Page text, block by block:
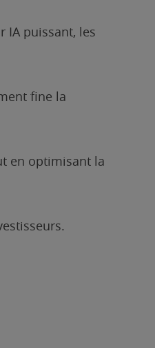
IA puissant, les
fine la
en optimisant la